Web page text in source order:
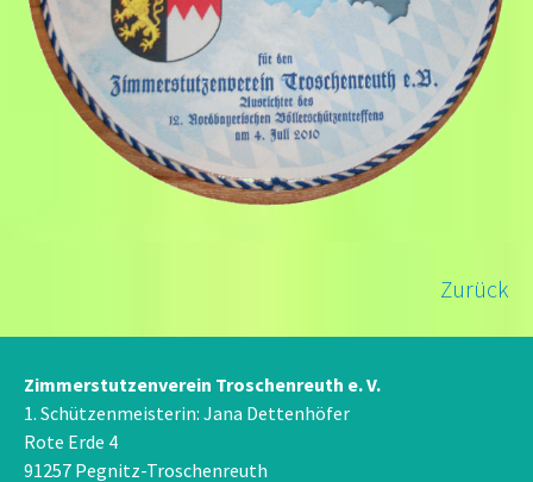
Zurück
Zimmerstutzenverein Troschenreuth e. V.
1. Schützenmeisterin: Jana Dettenhöfer
Rote Erde 4
91257 Pegnitz-Troschenreuth